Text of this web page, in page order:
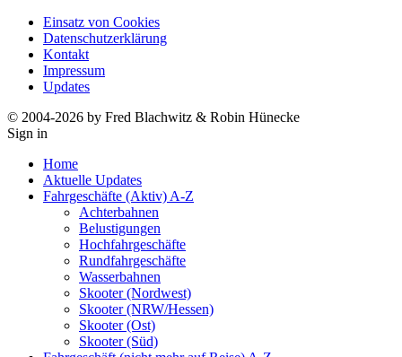
Einsatz von Cookies
Datenschutzerklärung
Kontakt
Impressum
Updates
© 2004-2026 by Fred Blachwitz & Robin Hünecke
Sign in
Home
Aktuelle Updates
Fahrgeschäfte (Aktiv) A-Z
Achterbahnen
Belustigungen
Hochfahrgeschäfte
Rundfahrgeschäfte
Wasserbahnen
Skooter (Nordwest)
Skooter (NRW/Hessen)
Skooter (Ost)
Skooter (Süd)